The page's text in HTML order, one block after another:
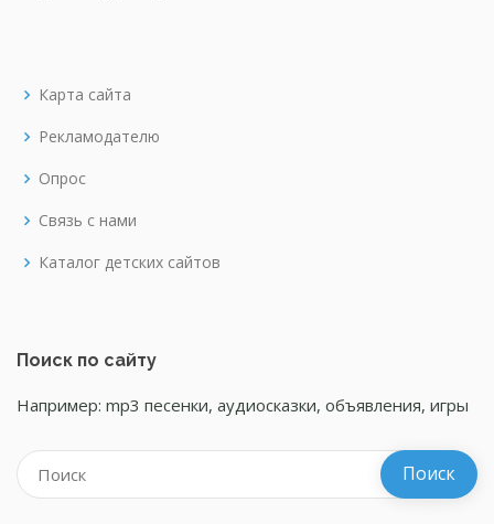
Карта сайта
Рекламодателю
Опрос
Связь с нами
Каталог детских сайтов
Поиск по сайту
Например: mp3 песенки, аудиосказки, объявления, игры